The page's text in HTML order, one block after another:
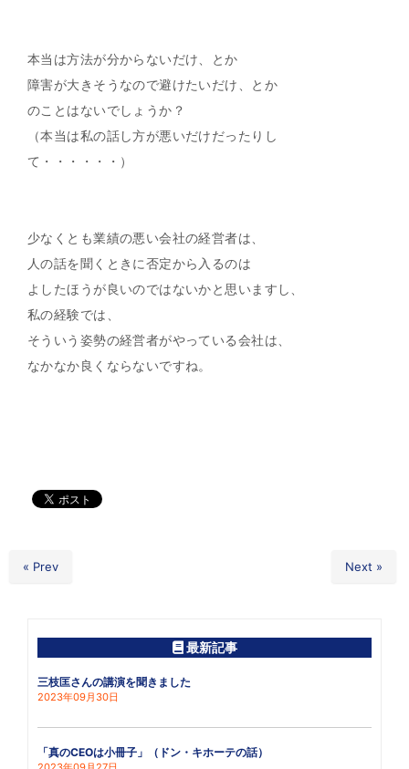
本当は方法が分からないだけ、とか
障害が大きそうなので避けたいだけ、とか
のことはないでしょうか？
（本当は私の話し方が悪いだけだったりし
て・・・・・・）
少なくとも業績の悪い会社の経営者は、
人の話を聞くときに否定から入るのは
よしたほうが良いのではないかと思いますし、
私の経験では、
そういう姿勢の経営者がやっている会社は、
なかなか良くならないですね。
« Prev Next »
最新記事
三枝匡さんの講演を聞きました
2023年09月30日
「真のCEOは小冊子」（ドン・キホーテの話）